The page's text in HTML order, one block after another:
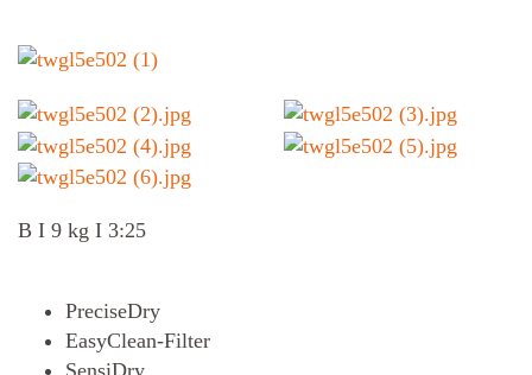
B I 9 kg I 3:25
PreciseDry
EasyClean-Filter
SensiDry